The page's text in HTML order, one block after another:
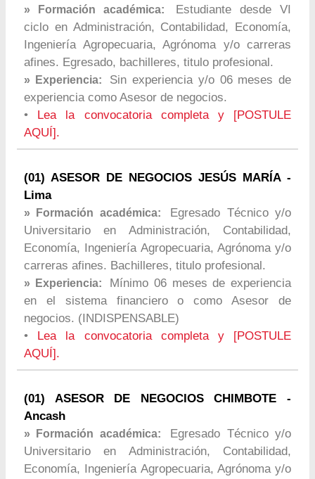
» Formación académica:
Estudiante desde VI
ciclo en Administración, Contabilidad, Economía,
Ingeniería Agropecuaria, Agrónoma y/o carreras
afines. Egresado, bachilleres, titulo profesional.
» Experiencia:
Sin experiencia y/o 06 meses de
experiencia como Asesor de negocios.
•
Lea la convocatoria completa y [POSTULE
AQUÍ].
(01) ASESOR DE NEGOCIOS JESÚS MARÍA -
Lima
» Formación académica:
Egresado Técnico y/o
Universitario en Administración, Contabilidad,
Economía, Ingeniería Agropecuaria, Agrónoma y/o
carreras afines. Bachilleres, titulo profesional.
» Experiencia:
Mínimo 06 meses de experiencia
en el sistema financiero o como Asesor de
negocios. (INDISPENSABLE)
•
Lea la convocatoria completa y [POSTULE
AQUÍ].
(01) ASESOR DE NEGOCIOS CHIMBOTE -
Ancash
» Formación académica:
Egresado Técnico y/o
Universitario en Administración, Contabilidad,
Economía, Ingeniería Agropecuaria, Agrónoma y/o